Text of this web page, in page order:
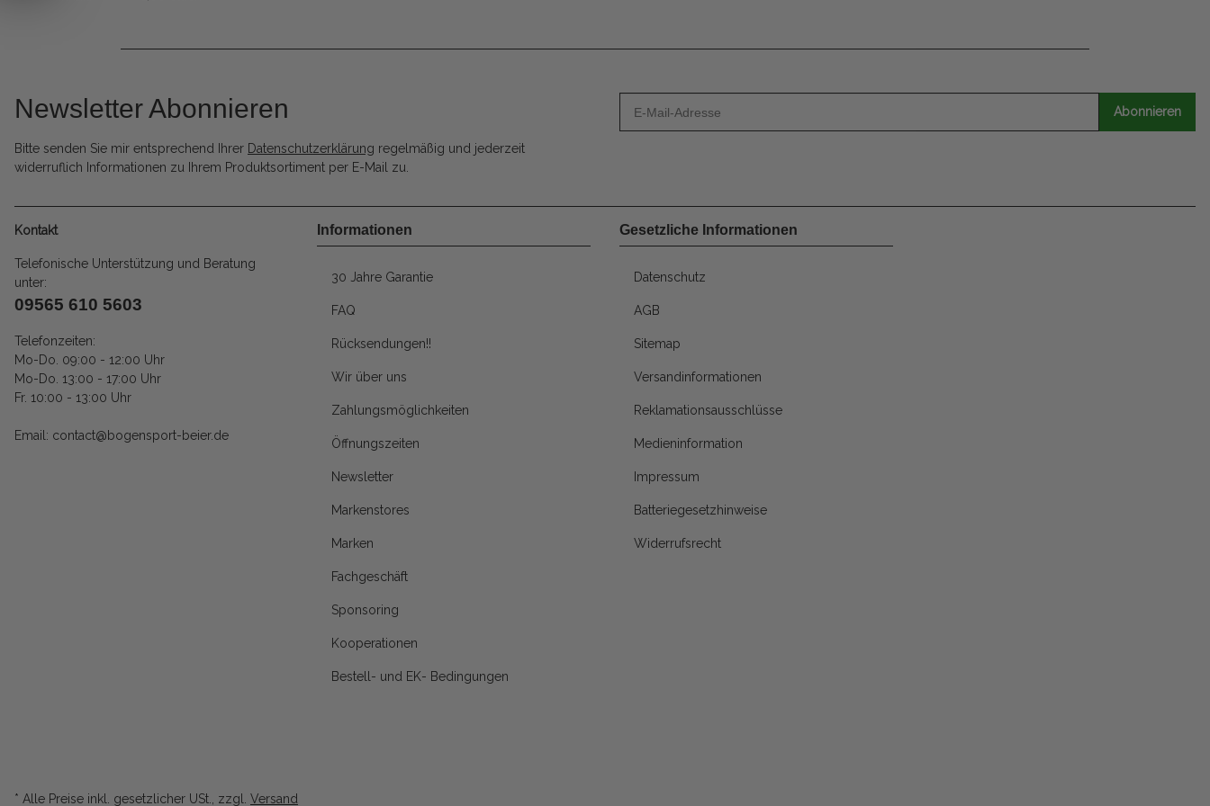
Newsletter Abonnieren
Bitte senden Sie mir entsprechend Ihrer Datenschutzerklärung regelmäßig und jederzeit
widerruflich Informationen zu Ihrem Produktsortiment per E-Mail zu.
Abonnieren
Kontakt
Telefonische Unterstützung und Beratung
unter:
09565 610 5603
Telefonzeiten:
Mo-Do. 09:00 - 12:00 Uhr
Mo-Do. 13:00 - 17:00 Uhr
Fr. 10:00 - 13:00 Uhr
Email: contact@bogensport-beier.de
Informationen
30 Jahre Garantie
FAQ
Rücksendungen!!
Wir über uns
Zahlungsmöglichkeiten
Öffnungszeiten
Newsletter
Markenstores
Marken
Fachgeschäft
Sponsoring
Kooperationen
Bestell- und EK- Bedingungen
Gesetzliche Informationen
Datenschutz
AGB
Sitemap
Versandinformationen
Reklamationsausschlüsse
Medieninformation
Impressum
Batteriegesetzhinweise
Widerrufsrecht
* Alle Preise inkl. gesetzlicher USt., zzgl. Versand